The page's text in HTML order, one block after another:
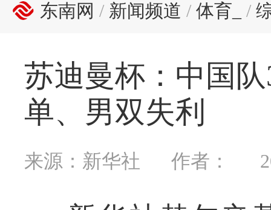
东南网 / 新闻频道 / 体育_ /
苏迪曼杯：中国
单、男双失利
来源：新华社 作者：